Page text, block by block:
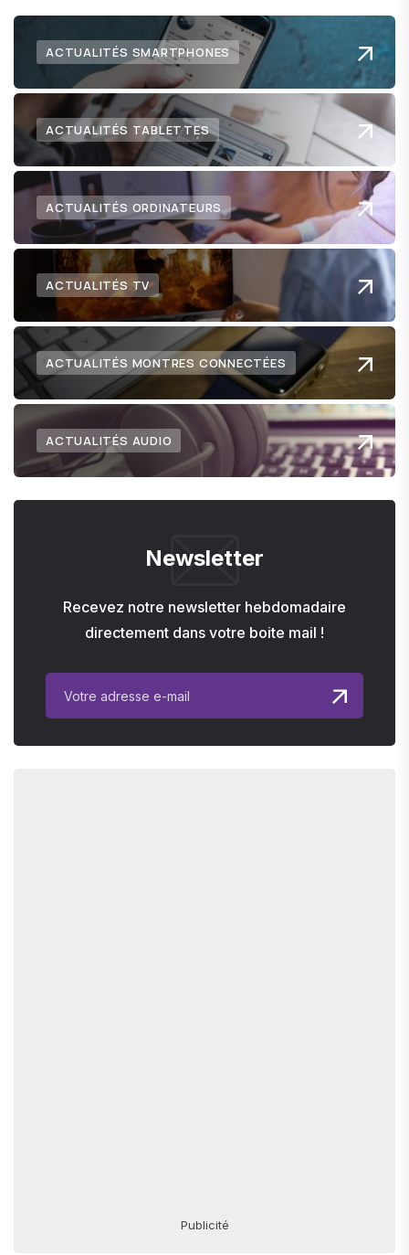
ACTUALITÉS SMARTPHONES
ACTUALITÉS TABLETTES
ACTUALITÉS ORDINATEURS
ACTUALITÉS TV
ACTUALITÉS MONTRES CONNECTÉES
ACTUALITÉS AUDIO
Newsletter
Recevez notre newsletter hebdomadaire
directement dans votre boite mail !
Publicité